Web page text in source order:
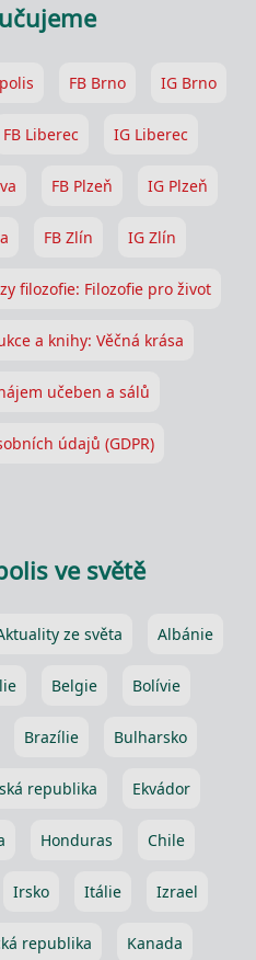
FB Brno IG Brno
FB Liberec IG Liberec
FB Plzeň IG Plzeň
FB Zlín IG Zlín
filozofie: Filozofie pro život
a knihy: Věčná krása
učeben a sálů
údajů (GDPR)
ve světě
ze světa Albánie
Belgie Bolívie
Brazílie Bulharsko
republika Ekvádor
Honduras Chile
Irsko Itálie Izrael
republika Kanada